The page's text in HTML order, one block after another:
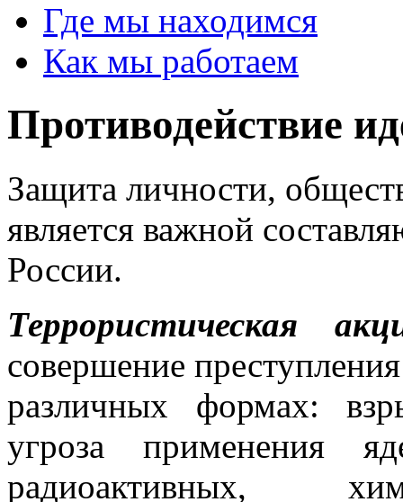
Где мы находимся
Как мы работаем
Противодействие
Защита личности,
является важной
России.
Террористическая
совершение
различных формах:
угроза применения
радиоактивных,